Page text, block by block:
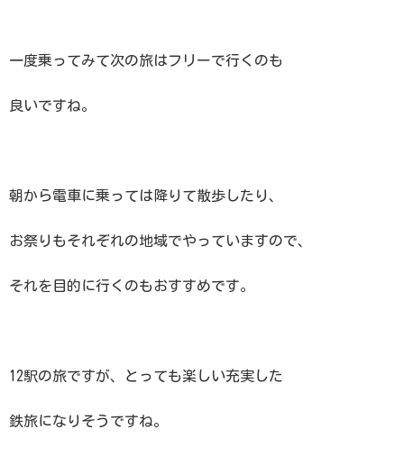
一度乗ってみて次の旅はフリーで行くのも
良いですね。
朝から電車に乗っては降りて散歩したり、
お祭りもそれぞれの地域でやっていますので、
それを目的に行くのもおすすめです。
12駅の旅ですが、とっても楽しい充実した
鉄旅になりそうですね。